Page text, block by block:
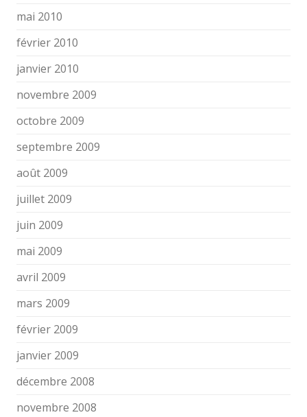
mai 2010
février 2010
janvier 2010
novembre 2009
octobre 2009
septembre 2009
août 2009
juillet 2009
juin 2009
mai 2009
avril 2009
mars 2009
février 2009
janvier 2009
décembre 2008
novembre 2008